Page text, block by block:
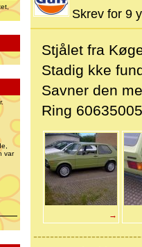
var
Skrev for 9
Stjålet fra
Stadig kke
Savner den
Ring 60635005
→